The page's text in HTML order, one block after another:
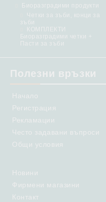
Биоразградими продукти
Четки за зъби, конци за
зъби
КОМПЛЕКТИ
Биоразградими четки +
Пасти за зъби
Полезни връзки
Начало
Регистрация
Рекламации
Често задавани въпроси
Общи условия
Новини
Фирмени магазини
Контакт